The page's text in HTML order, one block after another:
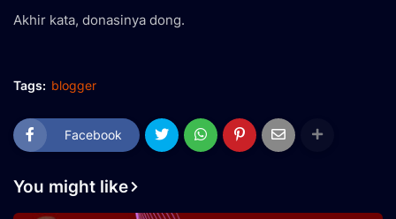
Akhir kata, donasinya dong.
Tags: blogger
Facebook
You might like